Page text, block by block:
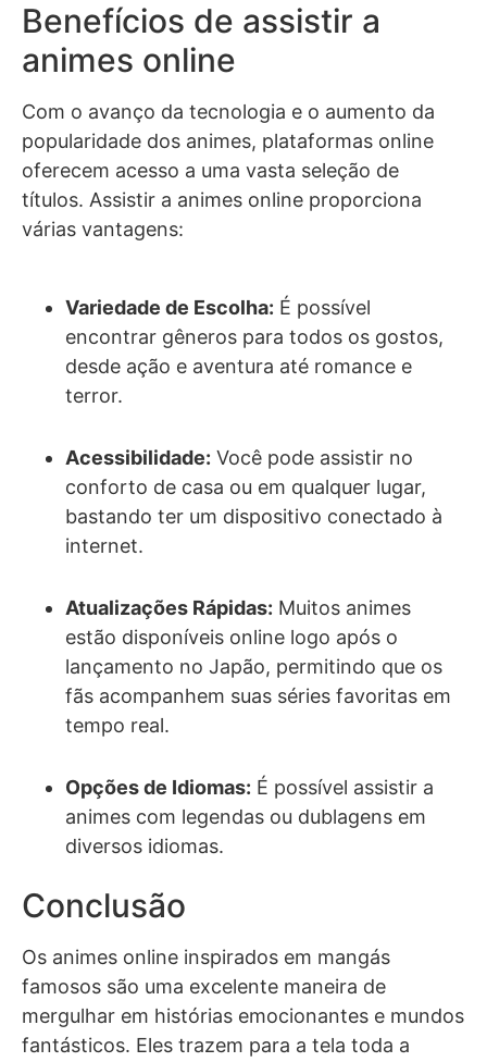
Benefícios de assistir a
animes online
Com o avanço da tecnologia e o aumento da
popularidade dos animes, plataformas online
oferecem acesso a uma vasta seleção de
títulos. Assistir a animes online proporciona
várias vantagens:
Variedade de Escolha: É possível
encontrar gêneros para todos os gostos,
desde ação e aventura até romance e
terror.
Acessibilidade: Você pode assistir no
conforto de casa ou em qualquer lugar,
bastando ter um dispositivo conectado à
internet.
Atualizações Rápidas: Muitos animes
estão disponíveis online logo após o
lançamento no Japão, permitindo que os
fãs acompanhem suas séries favoritas em
tempo real.
Opções de Idiomas: É possível assistir a
animes com legendas ou dublagens em
diversos idiomas.
Conclusão
Os animes online inspirados em mangás
famosos são uma excelente maneira de
mergulhar em histórias emocionantes e mundos
fantásticos. Eles trazem para a tela toda a